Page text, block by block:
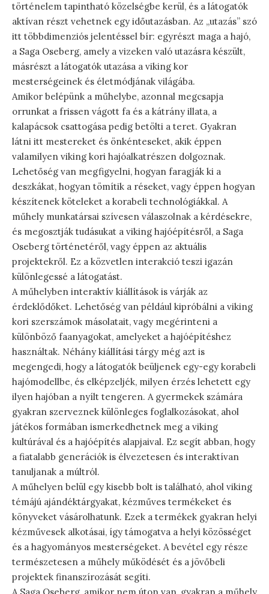
történelem tapintható közelségbe kerül, és a látogatók
aktívan részt vehetnek egy időutazásban. Az „utazás” szó
itt többdimenziós jelentéssel bír: egyrészt maga a hajó,
a Saga Oseberg, amely a vizeken való utazásra készült,
másrészt a látogatók utazása a viking kor
mesterségeinek és életmódjának világába.
Amikor belépünk a műhelybe, azonnal megcsapja
orrunkat a frissen vágott fa és a kátrány illata, a
kalapácsok csattogása pedig betölti a teret. Gyakran
látni itt mestereket és önkénteseket, akik éppen
valamilyen viking kori hajóalkatrészen dolgoznak.
Lehetőség van megfigyelni, hogyan faragják ki a
deszkákat, hogyan tömítik a réseket, vagy éppen hogyan
készítenek köteleket a korabeli technológiákkal. A
műhely munkatársai szívesen válaszolnak a kérdésekre,
és megosztják tudásukat a viking hajóépítésről, a Saga
Oseberg történetéről, vagy éppen az aktuális
projektekről. Ez a közvetlen interakció teszi igazán
különlegessé a látogatást.
A műhelyben interaktív kiállítások is várják az
érdeklődőket. Lehetőség van például kipróbálni a viking
kori szerszámok másolatait, vagy megérinteni a
különböző faanyagokat, amelyeket a hajóépítéshez
használtak. Néhány kiállítási tárgy még azt is
megengedi, hogy a látogatók beüljenek egy-egy korabeli
hajómodellbe, és elképzeljék, milyen érzés lehetett egy
ilyen hajóban a nyílt tengeren. A gyermekek számára
gyakran szerveznek különleges foglalkozásokat, ahol
játékos formában ismerkedhetnek meg a viking
kultúrával és a hajóépítés alapjaival. Ez segít abban, hogy
a fiatalabb generációk is élvezetesen és interaktívan
tanuljanak a múltról.
A műhelyen belül egy kisebb bolt is található, ahol viking
témájú ajándéktárgyakat, kézműves termékeket és
könyveket vásárolhatunk. Ezek a termékek gyakran helyi
kézművesek alkotásai, így támogatva a helyi közösséget
és a hagyományos mesterségeket. A bevétel egy része
természetesen a műhely működését és a jövőbeli
projektek finanszírozását segíti.